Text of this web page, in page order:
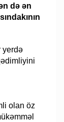
də ən
yerdə
olan öz